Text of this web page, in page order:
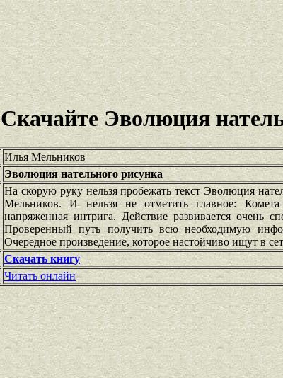
Скачайте Эволюция
Илья Мельников
Эволюция нательного рисунка
На скорую руку нельзя пробежать текст Эволюция
Мельников. И нельзя не отметить главное:
напряженная интрига. Действие развивается очень
Проверенный путь получить всю необходимую
Очередное произведение, которое настойчиво ищут в
Скачать книгу
Читать онлайн